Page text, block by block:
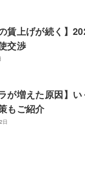
賃上げが続く】
交渉
が増えた原因】い
もご紹介
日